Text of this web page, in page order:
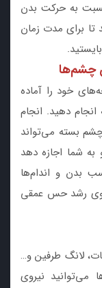
به حرکت بدن
تا برای مدت زمان
خود را آماده
دهید. انجام
چشم بسته می‌تواند
به شما اجازه دهد
بدن و اندام‌ها
روی رشد حس عمقی
لانگ طرفین و…
می‌توانید نیروی